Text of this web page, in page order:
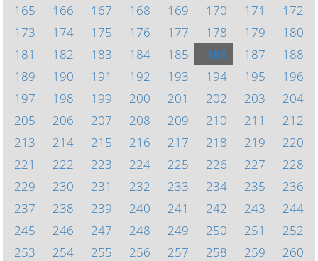
165
166 167 168 169 170 171
172
173
174 175 176 177 178 179
180
181
182 183 184 185 186 187
188
189
190 191 192 193 194 195
196
197
198 199 200 201 202 203
204
205
206 207 208 209 210 211
212
213
214 215 216 217 218 219
220
221
222 223 224 225 226 227
228
229
230 231 232 233 234 235
236
237
238 239 240 241 242 243
244
245
246 247 248 249 250 251
252
253
254 255 256 257 258 259
260